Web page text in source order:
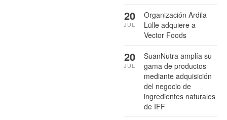
Organización Ardila
Lülle adquiere a
Vector Foods
20
JUL
SuanNutra amplía su
gama de productos
mediante adquisición
del negocio de
ingredientes naturales
de IFF
20
JUL